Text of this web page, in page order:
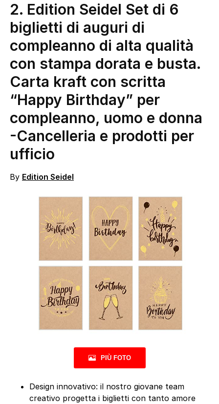
2. Edition Seidel Set di 6
biglietti di auguri di
compleanno di alta qualità
con stampa dorata e busta.
Carta kraft con scritta
“Happy Birthday” per
compleanno, uomo e donna
-Cancelleria e prodotti per
ufficio
By Edition Seidel
PIÙ FOTO
Design innovativo: il nostro giovane team
creativo progetta i biglietti con tanto amore